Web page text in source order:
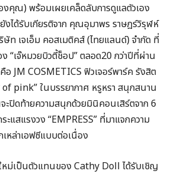
งคุณ) พร้อมเผยเคล็ดลับการดูแลตัวเอง
ได้รับเกียรติจาก คุณอุมาพร ราษฎร์วิรุฬห์
ษัท เจเอ็ม คอสเมติคส์ (ไทยแลนด์) จํากัด ที่
ง “เจ๊หมวยบิวตี้ช็อป” ตลอด20 กว่าปีที่ผ่าน
อ JM COSMETICS ฟิวเจอร์พาร์ค รังสิต
of pink” ในบรรยากาศ หรูหรา สนุกสนาน
ปิดท้ายความสนุกด้วยมินิคอนเสิร์ตจาก 6
ะแสแรงวง “EMPRESS” ที่มาแจกความ
เหล่าเอฟซีแบบต่อเนื่อง
ใหม่เป็นตัวแทนของ Cathy Doll ได้รับเชิญ